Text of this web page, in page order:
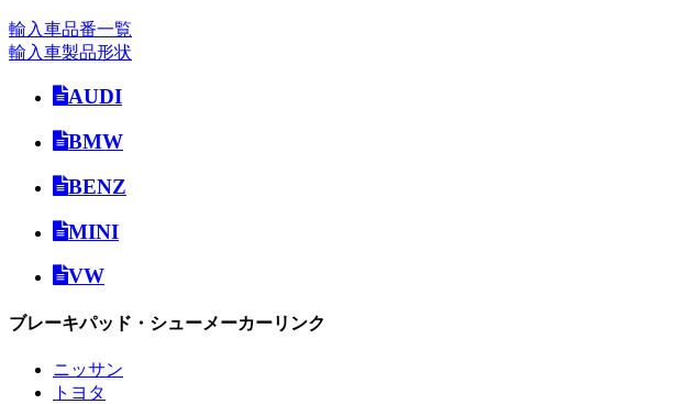
輸入車品番一覧
輸入車製品形状
AUDI
BMW
BENZ
MINI
VW
ブレーキパッド・シューメーカーリンク
ニッサン
トヨタ